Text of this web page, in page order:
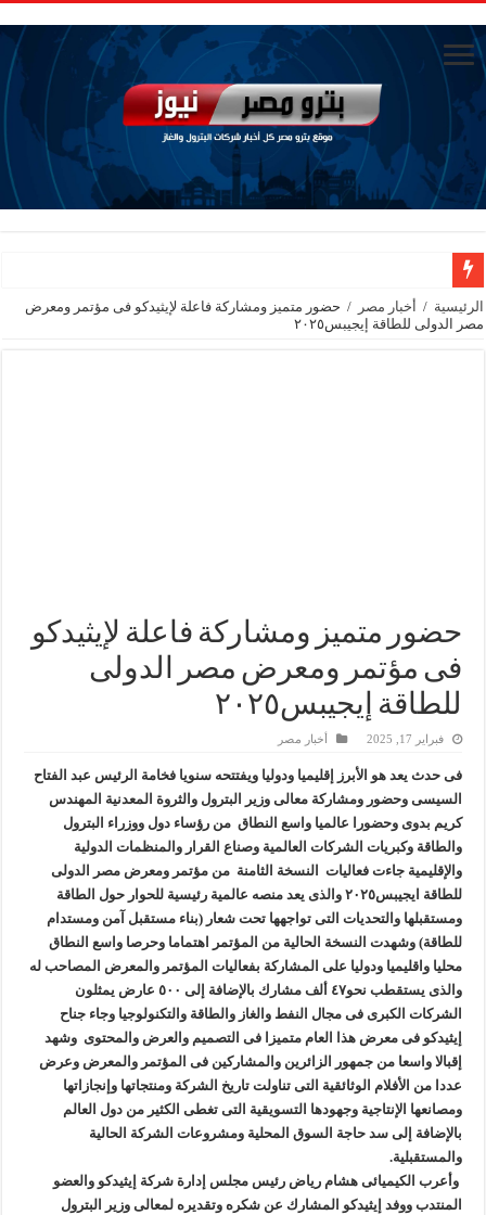
جنوب الوادي القابضة للبترول» تنظم لقاءً توعويًا حول إدارة الأزمات ورفع كفاءة
الرئيسية / أخبار مصر / حضور متميز ومشاركة فاعلة لإيثيدكو فى مؤتمر ومعرض
مصر الدولى للطاقة إيجيبس٢٠٢٥
حضور متميز ومشاركة فاعلة لإيثيدكو
فى مؤتمر ومعرض مصر الدولى
للطاقة إيجيبس٢٠٢٥
فبراير 17, 2025 أخبار مصر
فى حدث يعد هو الأبرز إقليميا ودوليا ويفتتحه سنويا فخامة الرئيس عبد الفتاح
السيسى وحضور ومشاركة معالى وزير البترول والثروة المعدنية المهندس
كريم بدوى وحضورا عالميا واسع النطاق من رؤساء دول ووزراء البترول
والطاقة وكبريات الشركات العالمية وصناع القرار والمنظمات الدولية
والإقليمية جاءت فعاليات النسخة الثامنة من مؤتمر ومعرض مصر الدولى
للطاقة ايجيبس٢٠٢٥ والذى يعد منصه عالمية رئيسية للحوار حول الطاقة
ومستقبلها والتحديات التى تواجهها تحت شعار (بناء مستقبل آمن ومستدام
للطاقة) وشهدت النسخة الحالية من المؤتمر اهتماما وحرصا واسع النطاق
محليا واقليميا ودوليا على المشاركة بفعاليات المؤتمر والمعرض المصاحب له
والذى يستقطب نحو٤٧ ألف مشارك بالإضافة إلى ٥٠٠ عارض يمثلون
الشركات الكبرى فى مجال النفط والغاز والطاقة والتكنولوجيا وجاء جناح
إيثيدكو فى معرض هذا العام متميزا فى التصميم والعرض والمحتوى وشهد
إقبالا واسعا من جمهور الزائرين والمشاركين فى المؤتمر والمعرض وعرض
عددا من الأفلام الوثائقية التى تناولت تاريخ الشركة ومنتجاتها وإنجازاتها
ومصانعها الإنتاجية وجهودها التسويقية التى تغطى الكثير من دول العالم
بالإضافة إلى سد حاجة السوق المحلية ومشروعات الشركة الحالية
والمستقبلية.
وأعرب الكيميائى هشام رياض رئيس مجلس إدارة شركة إيثيدكو والعضو
المنتدب ووفد إيثيدكو المشارك عن شكره وتقديره لمعالى وزير البترول